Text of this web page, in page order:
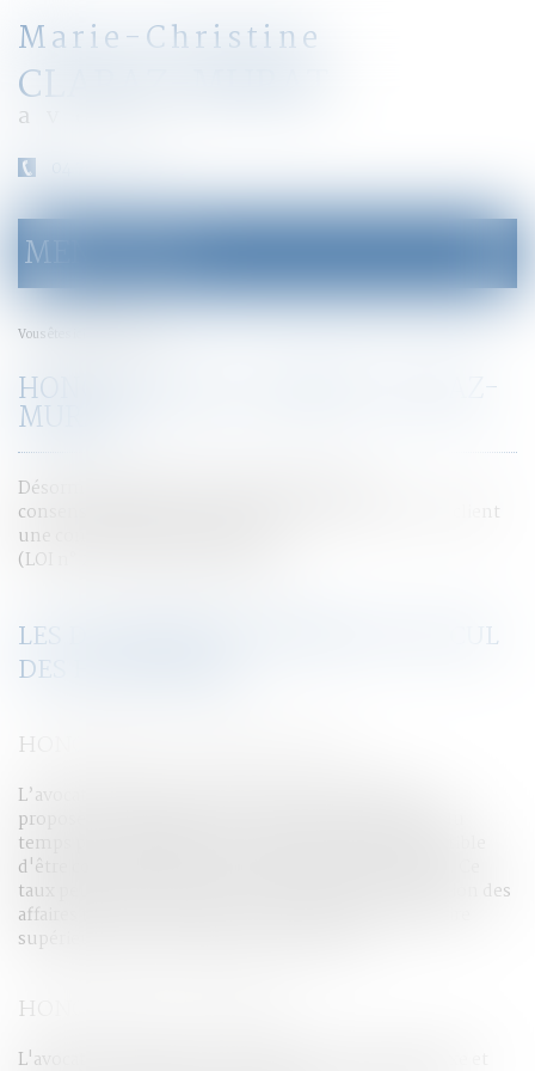
Marie-Christine
CLARAZ-MURAT
avocat
le
menu
MENU
Vous êtes ici :
HONORAIRES DU CABINET CLARAZ-
MURAT
Désormais la fixation des honoraires se fait
consensuellement. Il est établi entre l'avocat et son client
une convention d'honoraires.
(LOI n° 2015-990 du 6 août 2015 ).
LES DIFFÉRENTES FORMES DU CALCUL
DES HONORAIRES
HONORAIRE AU TEMPS PASSÉ
L’avocat précise à ses clients le taux horaire qu'ils
proposent d'appliquer s'ils choisissent la méthode du
temps passé. Il indique à ses clients le temps susceptible
d'être consacré à l'étude et au traitement du dossier. Ce
taux peut varier au sein d'un même cabinet en fonction des
affaires traitées. Il peut être convenu d'un taux horaire
supérieur dans des affaires qui le justifient.
HONORAIRE AU FORFAIT
L'avocat et son client conviennent d'un honoraire fixe et